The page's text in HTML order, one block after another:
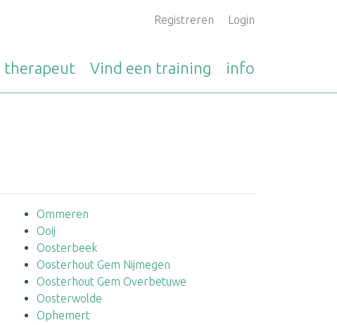
Registreren Login
therapeut Vind een training info
Ommeren
Ooij
Oosterbeek
Oosterhout Gem Nijmegen
Oosterhout Gem Overbetuwe
Oosterwolde
Ophemert